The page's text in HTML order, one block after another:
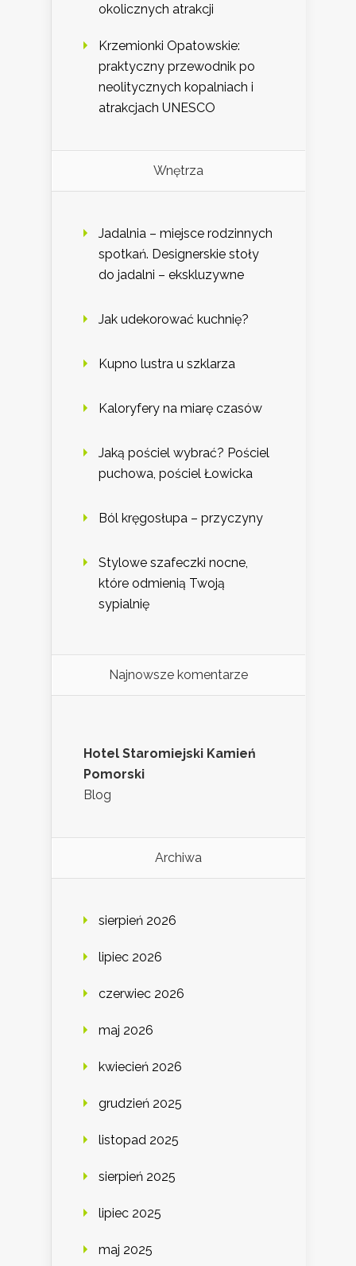
okolicznych atrakcji
Krzemionki Opatowskie:
praktyczny przewodnik po
neolitycznych kopalniach i
atrakcjach UNESCO
Wnętrza
Jadalnia – miejsce rodzinnych
spotkań. Designerskie stoły
do jadalni – ekskluzywne
Jak udekorować kuchnię?
Kupno lustra u szklarza
Kaloryfery na miarę czasów
Jaką pościel wybrać? Pościel
puchowa, pościel Łowicka
Ból kręgosłupa – przyczyny
Stylowe szafeczki nocne,
które odmienią Twoją
sypialnię
Najnowsze komentarze
Hotel Staromiejski Kamień
Pomorski
Blog
Archiwa
sierpień 2026
lipiec 2026
czerwiec 2026
maj 2026
kwiecień 2026
grudzień 2025
listopad 2025
sierpień 2025
lipiec 2025
maj 2025